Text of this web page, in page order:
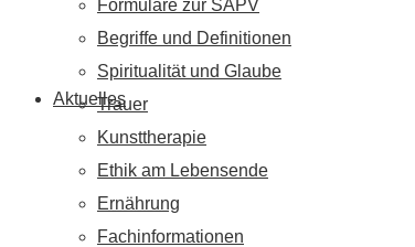
Aktuelles
Formulare zur SAPV
Begriffe und Definitionen
Spiritualität und Glaube
Trauer
Kunsttherapie
Ethik am Lebensende
Ernährung
Fachinformationen